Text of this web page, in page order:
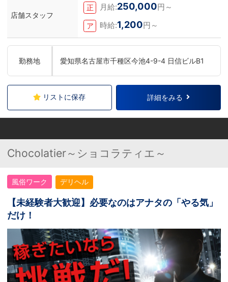
店舗スタッフ
正 月給:250,000円～
ア 時給:1,200円～
勤務地 愛知県名古屋市千種区今池4-9-4 日信ビルB1
リストに保存 詳細をみる
Chocolatier～ショコラティエ～
風俗ワーク デリヘル
【未経験者大歓迎】必要なのはアナタの「やる気」
だけ！